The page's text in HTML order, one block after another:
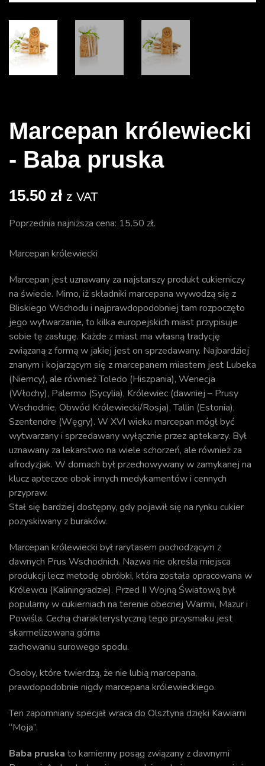
Marcepan królewiecki
- Baba pruska
15.50 zł z VAT
Poprzednia najniższa cena: 15.50 zł.
Marcepan królewiecki
Marcepan jest uznawany za najstarszy produkt cukierniczy
na świecie. Mimo, iż składniki marcepana wywodzą się z
Bliskiego Wschodu i najprawdopodobniej tam rozpoczęto
jego wytwarzanie, to kilka europejskich miast przypisuje
sobie tę zasługę. Każde z miast ma własną tradycję
związaną z formą w jakiej jest on sprzedawany. Najbardziej
znanym i kojarzącym się z marcepanem miastem jest Lubeka
(Niemcy), ale również Toledo (Hiszpania), Wenecja
(Włochy), Palermo (Sycylia), Królewiec (dawniej – Prusy
Wschodnie, Obwód Królewiecki/Rosja), Tallin (Estonia),
Szentendre (Węgry). W XVI wieku marcepan mógł być
wytwarzany i sprzedawany wyłącznie przez aptekarzy. Był
uznawany za lekarstwo na wiele schorzeń, ale również za
afrodyzjak. W domach był przechowywany w zamykanej na
klucz apteczce obok innych medykamentów i cennych
przypraw.
Stał się bardziej dostępny, gdy pojawił się na rynku cukier
pozyskiwany z buraków.
Marcepan królewiecki był rarytasem pochodzącym z
dawnych Prus Wschodnich. Nazwa nie określa miejsca
produkcji lecz metodę obróbki, która została opracowana w
Królewcu (Kaliningradzie). Przed II Wojną Światową był
popularny w cukierniach na terenie obecnej Warmii, Mazur i
Powiśla. Cechą charakterystyczną tego przysmaku jest
skarmelizowana górna
zachowaniu surowego spodu.
Osoby, które twierdzą, że nie lubią marcepana,
prawdopodobnie nigdy marcepana królewieckiego.
Ten zapomniany specjał wraca do Olsztyna dzięki Kawiarni
“Moja”.
Baba pruska to kamienny posąg związany z dawnymi